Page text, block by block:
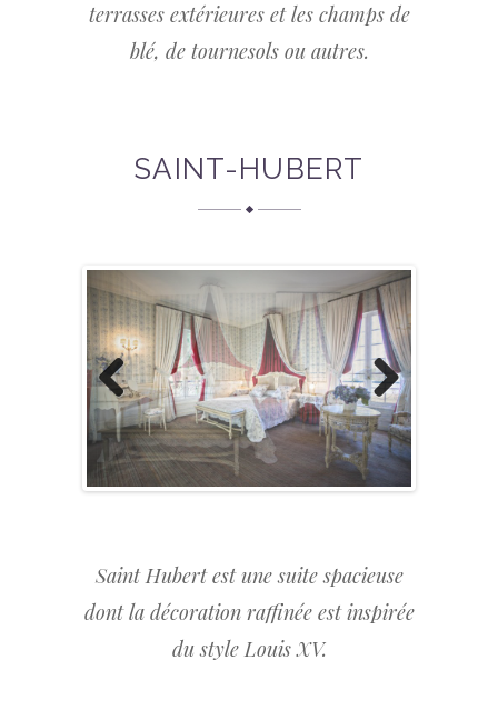
terrasses extérieures et les champs de
blé, de tournesols ou autres.
SAINT-HUBERT
Previous Next
Saint Hubert est une suite spacieuse
dont la décoration raffinée est inspirée
du style Louis XV.